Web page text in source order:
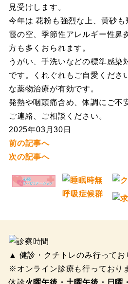
見受けします。
今年は 花粉も強烈な上、黄砂
霞の空、季節性アレルギー性鼻
方も多くおられます。
うがい、手洗いなどの標準感染
です。くれぐれもご自愛くだ
な薬物治療が有効です。
発熱や咽頭痛含め、体調にご不
ご連絡、ご相談ください。
2025年03月30日
前の記事へ
次の記事へ
▲ 健診・クチトレのみ行ってお
※オンライン診療も行っており